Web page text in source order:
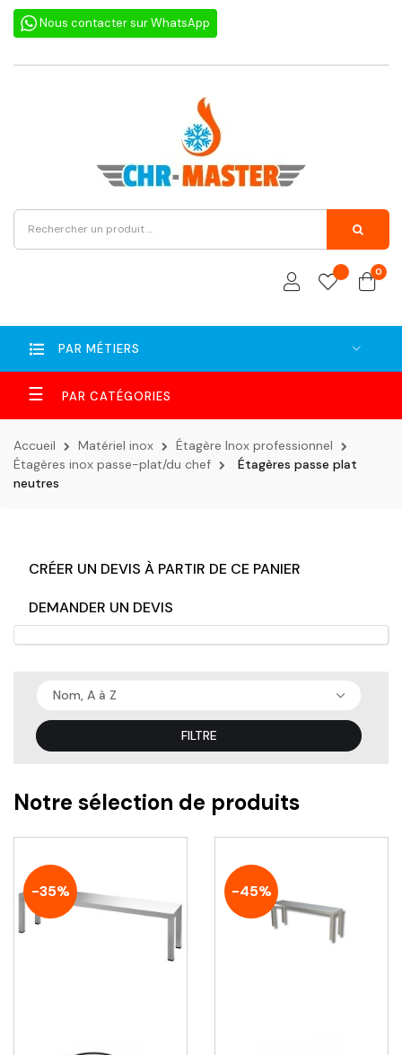
Nous contacter sur WhatsApp
0
PAR MÉTIERS
Basculer
la
navigation
☰
Accueil Matériel inox
Étagère Inox professionnel
Étagères inox passe-plat/du chef
Étagères passe plat
neutres
CRÉER UN DEVIS À PARTIR DE CE PANIER
DEMANDER UN DEVIS
Nom, A à Z
FILTRE
Notre sélection de produits
-35% -45%